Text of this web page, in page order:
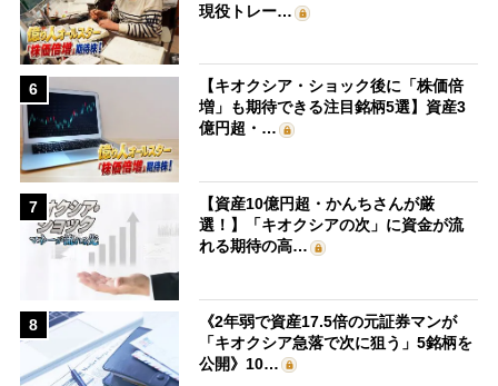
現役トレー…
6
【キオクシア・ショック後に「株価倍
増」も期待できる注目銘柄5選】資産3
億円超・…
7
【資産10億円超・かんちさんが厳
選！】「キオクシアの次」に資金が流
れる期待の高…
8
《2年弱で資産17.5倍の元証券マンが
「キオクシア急落で次に狙う」5銘柄を
公開》10…